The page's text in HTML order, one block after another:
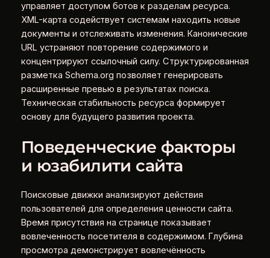
управляет доступом ботов к разделам ресурса.
XML-карта содействует системам находить новые
документы и отслеживать изменения. Канонические
URL устраняют повторение содержимого и
концентрируют ссылочный силу. Структурированная
разметка Schema.org позволяет генерировать
расширенные превью в результатах поиска.
Техническая стабильность ресурса формирует
основу для будущего развития проекта.
Поведенческие факторы
и юзабилити сайта
Поисковые движки анализируют действия
пользователей для определения ценности сайта.
Время присутствия на странице показывает
вовлеченность посетителя в содержимом. Глубина
просмотра демонстрирует вовлечённость